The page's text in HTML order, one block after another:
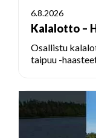
Kalalotto –
6.8.2026
Osallistu
taipuu -